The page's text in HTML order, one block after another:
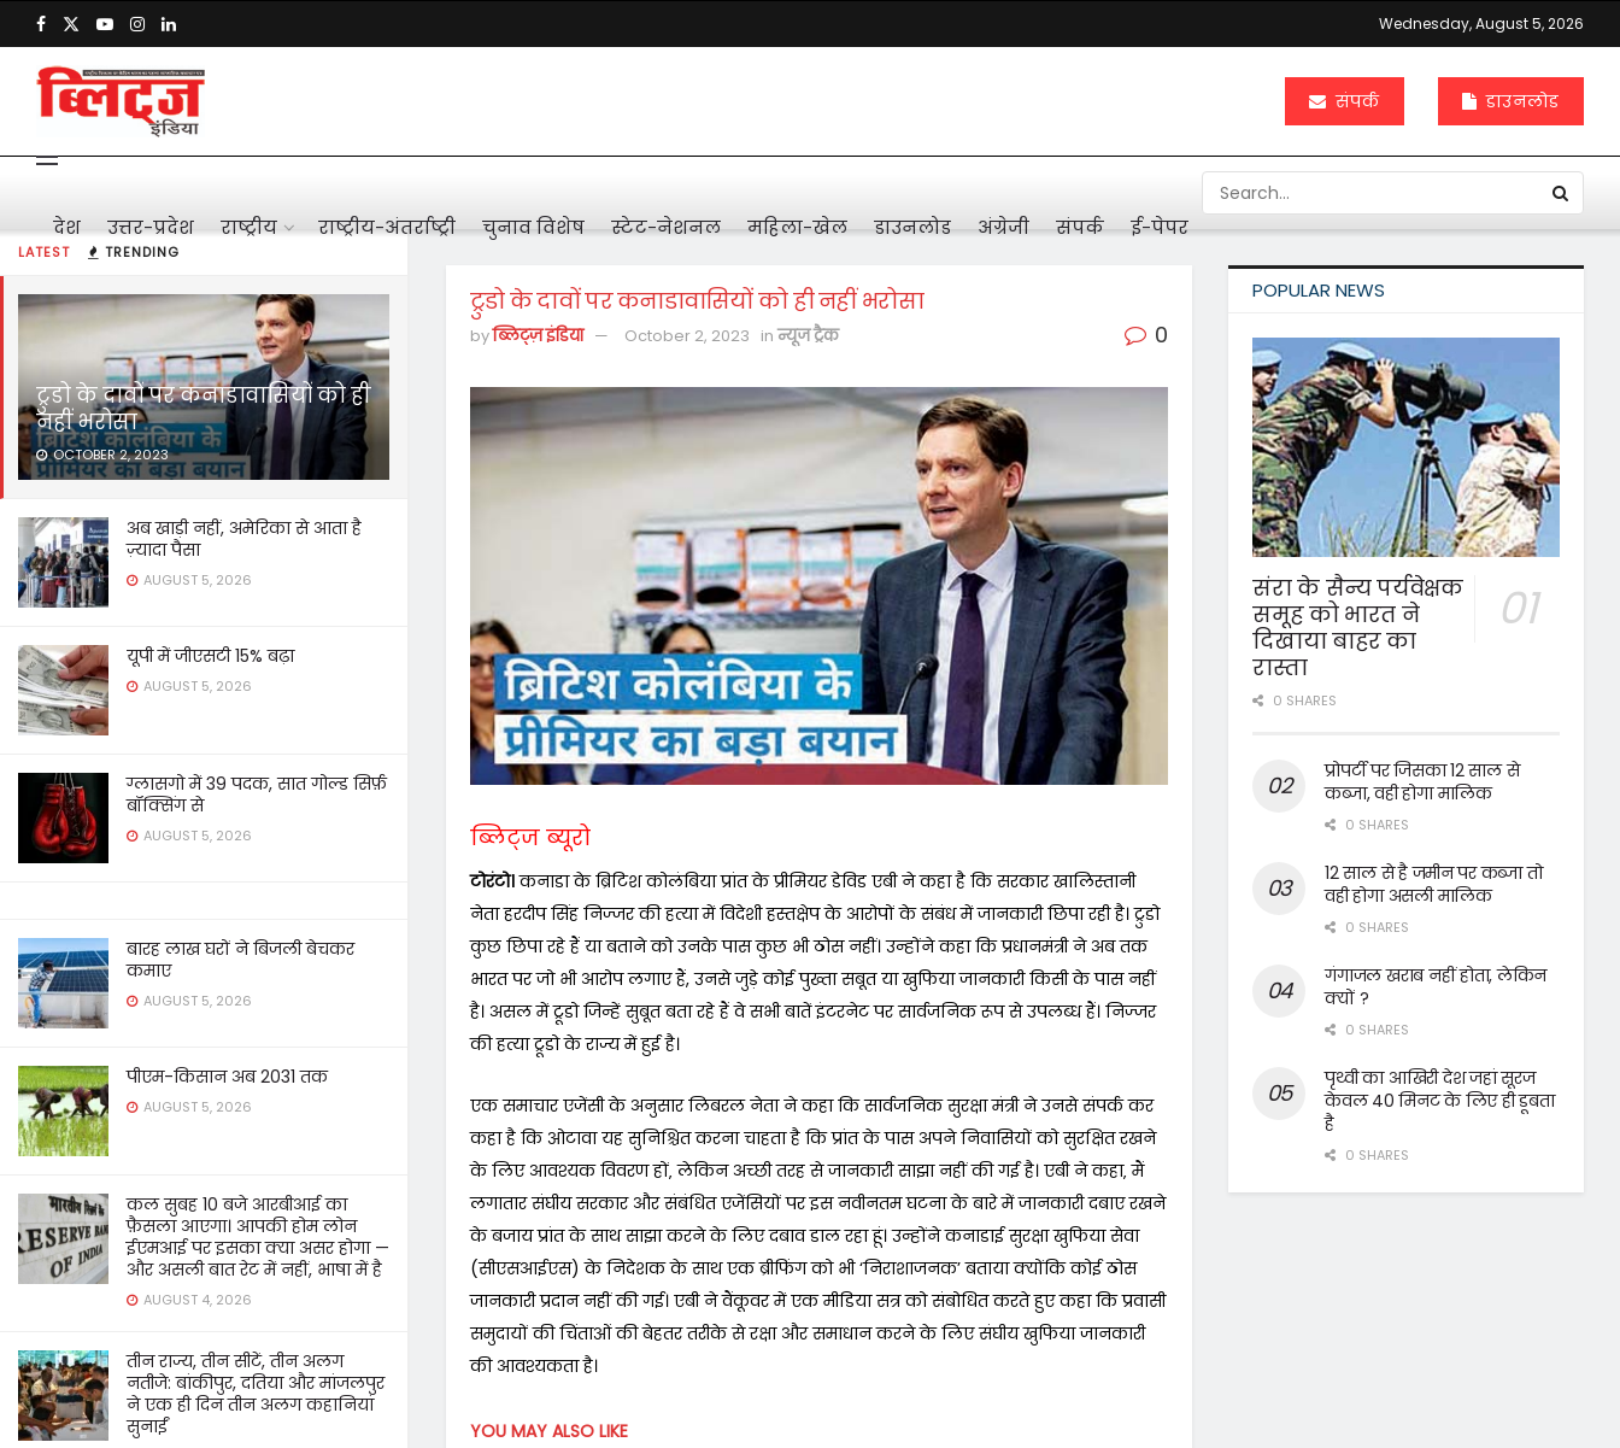
LATEST TRENDING
ट्रुडो के दावों पर कनाडावासियों को ही
नहीं भरोसा
OCTOBER 2, 2023
अब खाड़ी नहीं, अमेरिका से आता है
ज़्यादा पैसा
AUGUST 5, 2026
यूपी में जीएसटी 15% बढ़ा
AUGUST 5, 2026
ग्लासगो में 39 पदक, सात गोल्ड सिर्फ़
बॉक्सिंग से
AUGUST 5, 2026
बारह लाख घरों ने बिजली बेचकर
कमाए
AUGUST 5, 2026
पीएम-किसान अब 2031 तक
AUGUST 5, 2026
कल सुबह 10 बजे आरबीआई का
फ़ैसला आएगा। आपकी होम लोन
ईएमआई पर इसका क्या असर होगा —
और असली बात रेट में नहीं, भाषा में है
AUGUST 4, 2026
तीन राज्य, तीन सीटें, तीन अलग
नतीजे: बांकीपुर, दतिया और मांजलपुर
ने एक ही दिन तीन अलग कहानियां
सुनाईं
Wednesday, August 5, 2026
संपर्क डाउनलोड
देश उत्तर-प्रदेश राष्ट्रीय राष्ट्रीय-अंतर्राष्ट्री चुनाव विशेष स्टेट-नेशनल महिला-खेल डाउनलोड अंग्रेजी संपर्क ई-पेपर
ट्रुडो के दावों पर कनाडावासियों को ही नहीं भरोसा
byब्लिट्ज़ इंडिया October 2, 2023 in न्यूज ट्रैक 0
ब्लिट्ज ब्यूरो
टोरंटो।कनाडा के ब्रिटिश कोलंबिया प्रांत के प्रीमियर डेविड एबी ने कहा है कि सरकार खालिस्तानी
नेता हरदीप सिंह निज्जर की हत्या में विदेशी हस्तक्षेप के आरोपों के संबंध में जानकारी छिपा रही है। ट्रुडो
कुछ छिपा रहे हैं या बताने को उनके पास कुछ भी ठोस नहीं। उन्होंने कहा कि प्रधानमंत्री ने अब तक
भारत पर जो भी आरोप लगाए हैं, उनसे जुड़े कोई पुख्ता सबूत या खुफिया जानकारी किसी के पास नहीं
है। असल में ट्रूडो जिन्हें सुबूत बता रहे हैं वे सभी बातें इंटरनेट पर सार्वजनिक रूप से उपलब्ध हैं। निज्जर
की हत्या ट्रूडो के राज्य में हुई है।
एक समाचार एजेंसी के अनुसार लिबरल नेता ने कहा कि सार्वजनिक सुरक्षा मंत्री ने उनसे संपर्क कर
कहा है कि ओटावा यह सुनिश्चित करना चाहता है कि प्रांत के पास अपने निवासियों को सुरक्षित रखने
के लिए आवश्यक विवरण हों‚ लेकिन अच्छी तरह से जानकारी साझा नहीं की गई है। एबी ने कहा‚ मैं
लगातार संघीय सरकार और संबंधित एजेंसियों पर इस नवीनतम घटना के बारे में जानकारी दबाए रखने
के बजाय प्रांत के साथ साझा करने के लिए दबाव डाल रहा हूं। उन्होंने कनाडाई सुरक्षा खुफिया सेवा
(सीएसआईएस) के निदेशक के साथ एक ब्रीफिंग को भी ‘निराशाजनक’ बताया क्योंकि कोई ठोस
जानकारी प्रदान नहीं की गई। एबी ने वैंकूवर में एक मीडिया सत्र को संबोधित करते हुए कहा कि प्रवासी
समुदायों की चिंताओं की बेहतर तरीके से रक्षा और समाधान करने के लिए संघीय खुफिया जानकारी
की आवश्यकता है।
YOU MAY ALSO LIKE
POPULAR NEWS
संरा के सैन्य पर्यवेक्षक
समूह को भारत ने
दिखाया बाहर का
रास्ता
0 SHARES
प्रोपर्टी पर जिसका 12 साल से
कब्जा, वही होगा मालिक
0 SHARES
12 साल से है जमीन पर कब्जा तो
वही होगा असली मालिक
0 SHARES
गंगाजल खराब नहीं होता, लेकिन
क्यों ?
0 SHARES
पृथ्वी का आखिरी देश जहां सूरज
केवल 40 मिनट के लिए ही डूबता
है
0 SHARES